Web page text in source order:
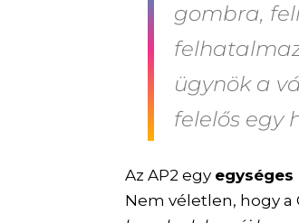
gombra,
ügynök a
felelős egy
Az AP2 egy egységes
Nem véletlen, hogy a